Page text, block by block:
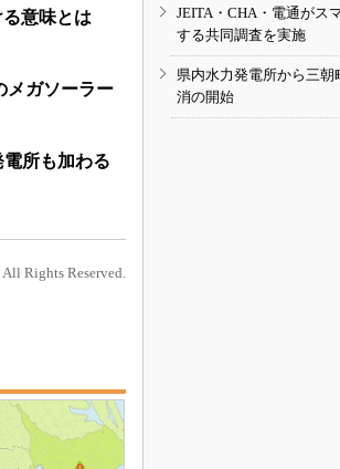
意味とは
メガソーラー
所も加わる
Rights Reserved.
JEITA・CHA・電通がス
する共同調査を実施
県内水力発電所から三
消の開始